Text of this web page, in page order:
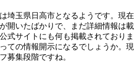
埼玉県日高市となるようです。現在
開いたばかりで、まだ詳細情報は載
式サイトにも何も掲載されておりま
ての情報開示になるでしょうか。現
募集段階ですね。